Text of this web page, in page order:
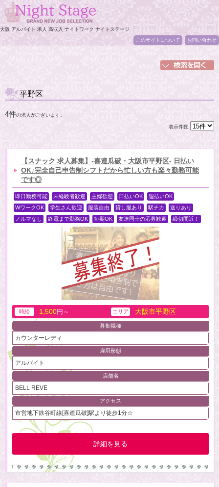
大阪 アルバイト 求人 高収入 ナイトワーク ナイトステージ
このサイトについて
お問い合わせ
平野区
4件の求人がございます。
表示件数
【スナック 求人募集】-喜連瓜破・大阪市平野区- 日払い
OK♪完全自己申告制シフトだから忙しい方も楽々勤務可能
です◎
即日勤務可能 未経験者歓迎 主婦歓迎 日払いOK
週払いOK
WワークOK
学生さん歓迎 服装自由 貸し服あり 駅チカ
送りあり
ノルマなし
終電まで勤務OK 短期OK 友達同士の応募歓迎 締切間近！
時給 1,500円～ エリア 大阪市平野区
募集職種
カウンターレディ
雇用形態
アルバイト
店舗名
BELL REVE
アクセス
市営地下鉄谷町線[喜連瓜破]駅より徒歩1分☆
詳細を見る